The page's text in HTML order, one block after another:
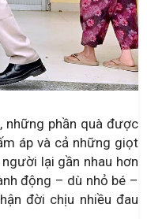
những phần quà được
áp và cả những giọt
lại gần nhau hơn
động – dù nhỏ bé –
đời chịu nhiều đau